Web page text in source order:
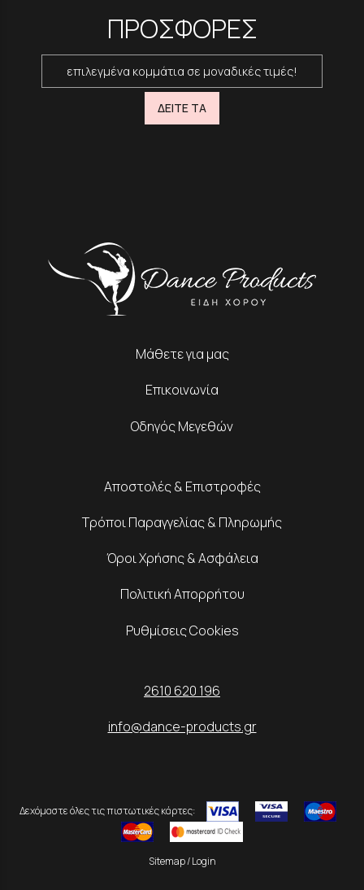
ΠΡΟΣΦΟΡΕΣ
επιλεγμένα κομμάτια σε μοναδικές τιμές!
ΔΕΙΤΕ ΤΑ
Μάθετε για μας
Επικοινωνία
Οδηγός Μεγεθών
Αποστολές & Επιστροφές
Τρόποι Παραγγελίας & Πληρωμής
Όροι Χρήσης & Ασφάλεια
Πολιτική Απορρήτου
Ρυθμίσεις Cookies
2610 620 196
info@dance-products.gr
Δεχόμαστε όλες τις πιστωτικές κάρτες:
Sitemap/Login